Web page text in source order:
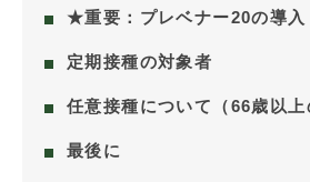
★重要：プレベナー20の導入
定期接種の対象者
任意接種について（66歳以上
最後に